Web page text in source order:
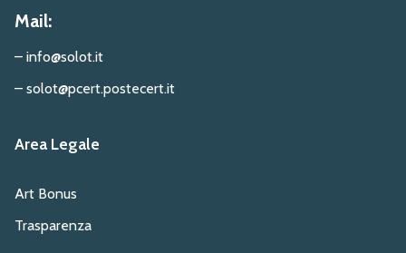
Mail:
– info@solot.it
– solot@pcert.postecert.it
Area Legale
Art Bonus
Trasparenza